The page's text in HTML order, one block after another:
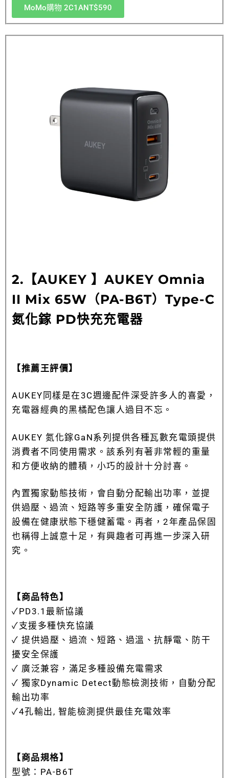
MoMo購物 2C1ANT$590
2.【AUKEY 】AUKEY Omnia
II Mix 65W（PA-B6T）Type-C
氮化鎵 PD快充充電器
【推薦王評價】
AUKEY同樣是在3C週邊配件深受許多人的喜愛，
充電器經典的黑橘配色讓人過目不忘。
AUKEY 氮化鎵GaN系列提供各種瓦數充電頭提供
消費者不同使用需求。該系列 有著非常輕的重量
和方便收納的體積，小巧的設計十分討喜。
內置獨家動態技術，會自動分配輸出功率，並提
供過壓、過流、短路等多重安全防護，確保電子
設備在健康狀態下穩健蓄電。再者，2年產品保固
也稱得上誠意十足，有興趣者可再進一步深入研
究。
【商品特色】
✓PD3.1最新協議
✓支援多種快充協議
✓ 提供過壓、過流、短路、過溫、抗靜電、防干
擾安全保護
✓ 廣泛兼容，滿足多種設備充電需求
✓ 獨家Dynamic Detect動態檢測技術，自動分配
輸出功率
✓4孔輸出, 智能檢測提供最佳充電效率
【商品規格】
型號：PA-B6T